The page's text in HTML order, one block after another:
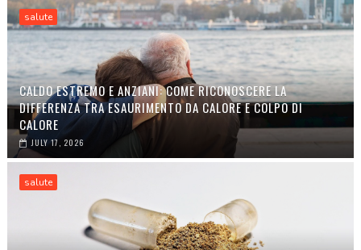
salute
CALDO ESTREMO E ANZIANI: COME RICONOSCERE LA
DIFFERENZA TRA ESAURIMENTO DA CALORE E COLPO DI
CALORE
JULY 17, 2026
salute